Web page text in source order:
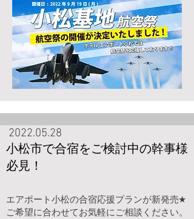
2022.05.28
小松市で合宿をご検討中の幹事様
必見！
エアポート小松の合宿応援プランが新発売★
ご希望に合わせてお気軽にご相談ください。